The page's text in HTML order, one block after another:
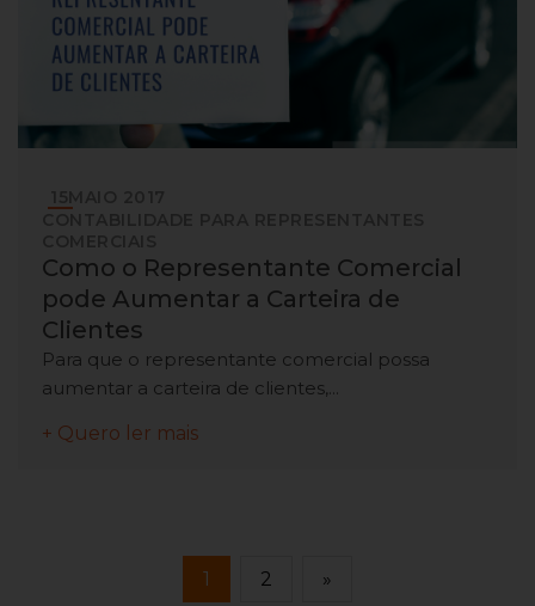
Como o Representante Comercial
pode Aumentar a Carteira de
Clientes
Para que o representante comercial possa
aumentar a carteira de clientes,...
+ Quero ler mais
1 2 »